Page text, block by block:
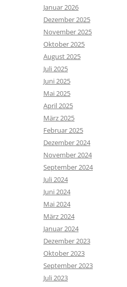
Januar 2026
Dezember 2025
November 2025
Oktober 2025
August 2025
Juli 2025
Juni 2025
Mai 2025
April 2025
März 2025
Februar 2025
Dezember 2024
November 2024
September 2024
Juli 2024
Juni 2024
Mai 2024
März 2024
Januar 2024
Dezember 2023
Oktober 2023
September 2023
Juli 2023